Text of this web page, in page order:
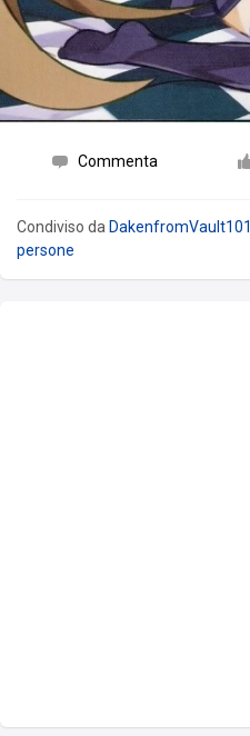
Commenta
Condiviso da DakenfromVault101
persone